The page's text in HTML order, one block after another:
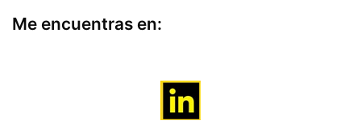
Me encuentras en: